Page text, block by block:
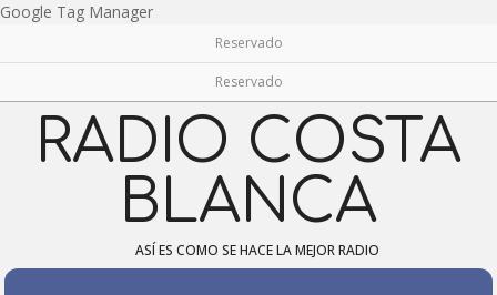
Google Tag ManagerSkip
content
Reservado
Reservado
RADIO COSTA
BLANCA
ASÍ ES COMO SE HACE LA MEJOR RADIO